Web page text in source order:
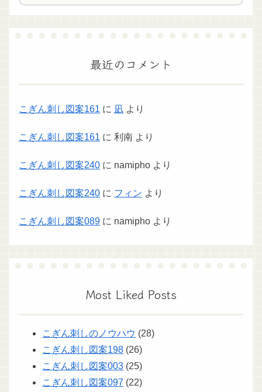
最近のコメント
こぎん刺し図案161 に 凪 より
こぎん刺し図案161 に 利南 より
こぎん刺し図案240 に namipho より
こぎん刺し図案240 に フィン より
こぎん刺し図案089 に namipho より
Most Liked Posts
こぎん刺しのノウハウ (28)
こぎん刺し図案198 (26)
こぎん刺し図案003 (25)
こぎん刺し図案097 (22)